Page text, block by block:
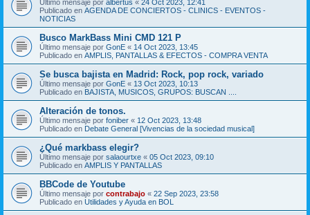
Último mensaje por albertus « 24 Oct 2023, 12:41
Publicado en AGENDA DE CONCIERTOS - CLINICS - EVENTOS -
NOTICIAS
Busco MarkBass Mini CMD 121 P
Último mensaje por GonE « 14 Oct 2023, 13:45
Publicado en AMPLIS, PANTALLAS & EFECTOS - COMPRA VENTA
Se busca bajista en Madrid: Rock, pop rock, variado
Último mensaje por GonE « 13 Oct 2023, 10:13
Publicado en BAJISTA, MUSICOS, GRUPOS: BUSCAN ....
Alteración de tonos.
Último mensaje por foniber « 12 Oct 2023, 13:48
Publicado en Debate General [Vivencias de la sociedad musical]
¿Qué markbass elegir?
Último mensaje por salaourtxe « 05 Oct 2023, 09:10
Publicado en AMPLIS Y PANTALLAS
BBCode de Youtube
Último mensaje por contrabajo « 22 Sep 2023, 23:58
Publicado en Utilidades y Ayuda en BOL